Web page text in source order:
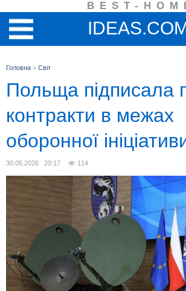
BEST-
Головна > Світ
Польща підписала
контракти в межах
оборонної
30.05.2026 20:17 114